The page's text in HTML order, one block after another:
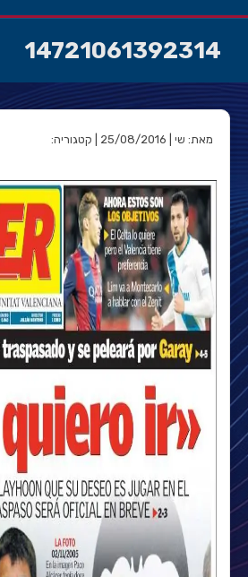
14721061392314
מאת: שי | 25/08/2016 | קטגוריה: